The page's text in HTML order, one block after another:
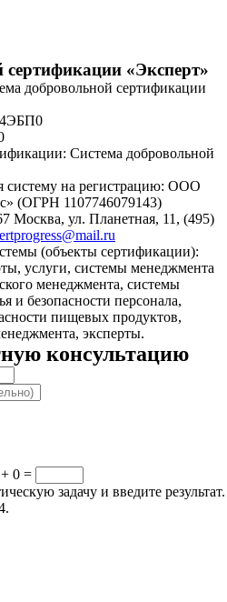
«Эксперт»
добровольной сертификации
Система добровольной
систему на регистрацию: ООО
(ОГРН 1107746079143)
Москва, ул. Планетная, 11, (495)
(объекты сертификации):
услуги, системы менеджмента
менеджмента, системы
и безопасности персонала,
пищевых продуктов,
эксперты.
консультацию
0 =
задачу и введите результат.